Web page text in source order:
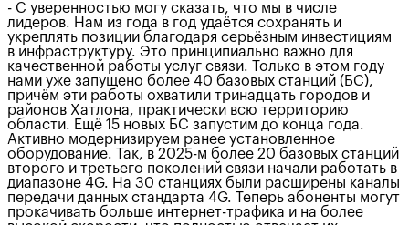
- С уверенностью могу сказать, что мы в числе
лидеров. Нам из года в год удаётся сохранять и
укреплять позиции благодаря серьёзным инвестициям
в инфраструктуру. Это принципиально важно для
качественной работы услуг связи. Только в этом году
нами уже запущено более 40 базовых станций (БС),
причём эти работы охватили тринадцать городов и
районов Хатлона, практически всю территорию
области. Ещё 15 новых БС запустим до конца года.
Активно модернизируем ранее установленное
оборудование. Так, в 2025-м более 20 базовых станций
второго и третьего поколений связи начали работать в
диапазоне 4G. На 30 станциях были расширены каналы
передачи данных стандарта 4G. Теперь абоненты могут
прокачивать больше интернет-трафика и на более